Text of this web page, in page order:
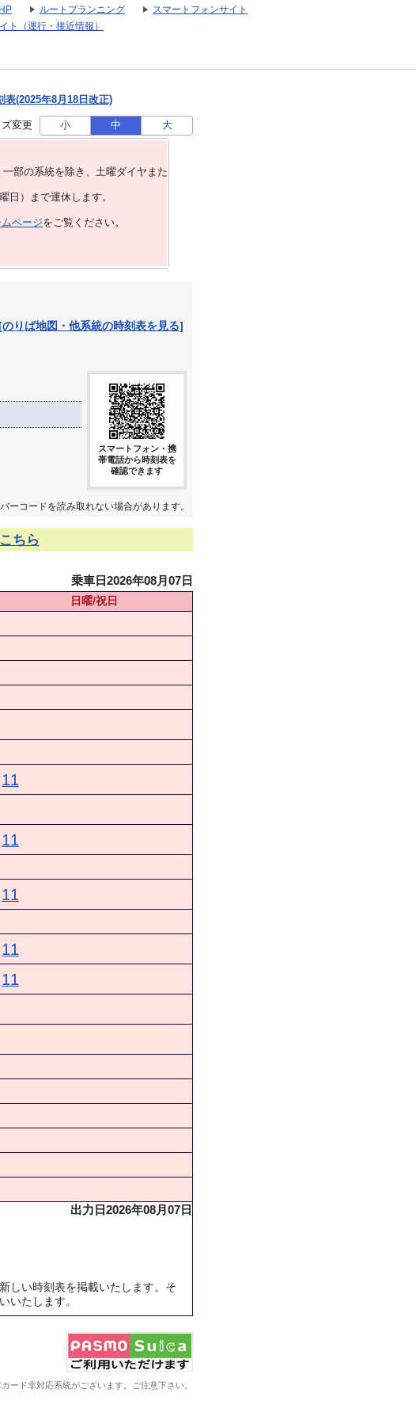
ルートプランニング
スマートフォンサイト
ト（運行・接近情報）
表(2025年8月18日改正)
変更 小 中 大
部の系統を除き、⼟曜ダイヤまた
）まで運休します。
ページをご覧ください。
りば地図・他系統の時刻表を見る]
スマートフォン・携
帯電話から時刻表を
確認できます
コードを読み取れない場合があります。
ちら
乗車日2026年08月07日
日曜/祝日
11
11
11
11
11
出力日2026年08月07日
しい時刻表を掲載いたします。そ
いたします。
ード非対応系統がございます。ご注意下さい。